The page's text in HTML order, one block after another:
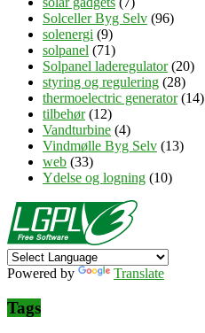
Solceller Byg Selv (96)
solenergi (9)
solpanel (71)
Solpanel laderegulator(20)
styring og regulering (28)
thermoelectric generator(14)
tilbehør(12)
Vandturbine (4)
Vindmølle Byg Selv (13)
web (33)
Ydelse og logning (10)
Powered by Translate
Tags